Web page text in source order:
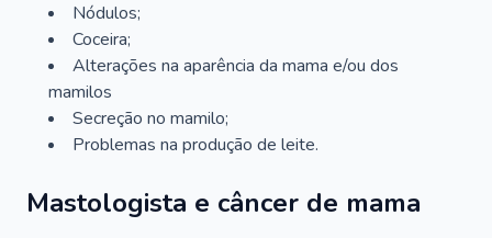
Nódulos;
Coceira;
Alterações na aparência da mama e/ou dos
mamilos
Secreção no mamilo;
Problemas na produção de leite.
Mastologista e câncer de mama